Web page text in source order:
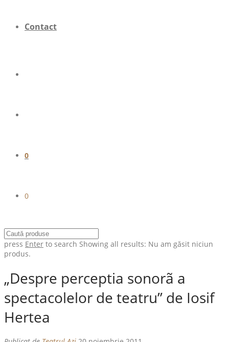
Contact
0
0
press Enter to search Showing all results: Nu am găsit niciun
produs.
„Despre perceptia sonorã a
spectacolelor de teatru” de Iosif
Hertea